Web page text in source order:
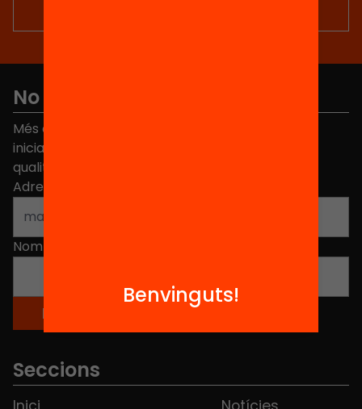
No et perdis res
Més de 40.000 persones ja han triat Equitat. Rep
iniciatives, propostes i projectes per millorar la
qualitat de l'educació a Catalunya.
Adreça electrònica
Nom
Seccions
Benvinguts!